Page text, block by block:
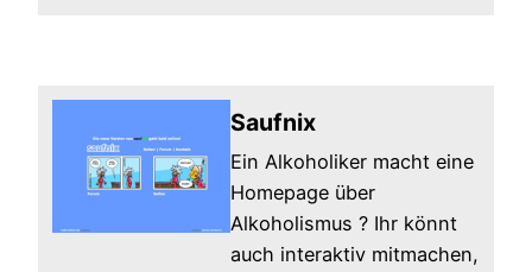
Saufnix
Ein Alkoholiker macht eine
Homepage über
Alkoholismus ? Ihr könnt
auch interaktiv mitmachen,